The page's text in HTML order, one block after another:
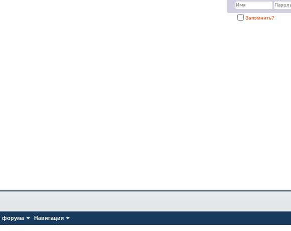
Запомнить?
форума Навигация